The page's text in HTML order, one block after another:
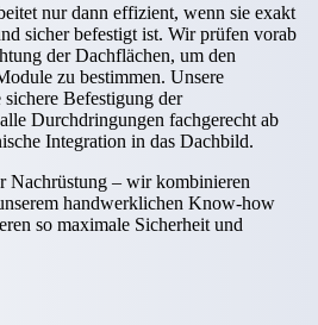
nur dann effizient, wenn sie exakt
sicher befestigt ist. Wir prüfen vorab
der Dachflächen, um den
zu bestimmen. Unsere
Befestigung der
Durchdringungen fachgerecht ab
Integration in das Dachbild.
Nachrüstung – wir kombinieren
handwerklichen Know-how
so maximale Sicherheit und